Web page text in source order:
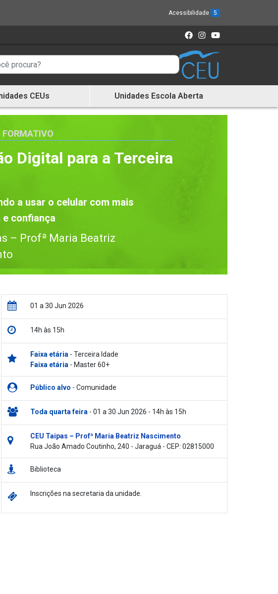
Acessibilidade 5
CEUs Unidades Escola Aberta
FORMATIVO
Digital para a Terceira
a usar o celular com mais
confiança
– Profª Maria Beatriz
01 a 30 Jun 2026
14h às 15h
Faixa etária - Terceira Idade
Faixa etária - Master 60+
Público alvo - Comunidade
Toda quarta feira - 01 a 30 Jun 2026 - 14h às 15h
CEU Taipas – Profª Maria Beatriz Nascimento
Rua João Amado Coutinho, 240 - Jaraguá - CEP: 02815000
Biblioteca
Inscrições na secretaria da unidade.